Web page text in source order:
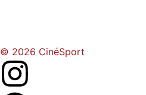
© 2026 CinéSport